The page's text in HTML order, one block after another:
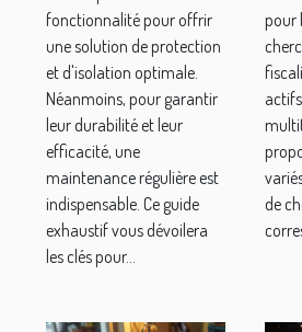
fonctionnalité pour offrir
une solution de protection
et d'isolation optimale.
Néanmoins, pour garantir
leur durabilité et leur
efficacité, une
maintenance régulière est
indispensable. Ce guide
exhaustif vous dévoilera
les clés pour...
pour
de